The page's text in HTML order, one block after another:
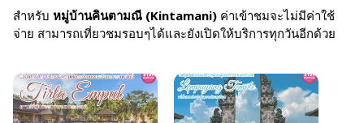
สำหรับ หมู่บ้านคินตามณี (Kintamani) ค่าเข้าชมจะไม่มีค่าใช้
จ่าย สามารถเที่ยวชมรอบๆได้และยังเปิดให้บริการทุกวันอีกด้วย